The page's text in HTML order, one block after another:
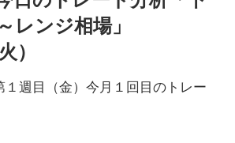
レンジ相場」
）
１週目（金）今月１回目のトレー